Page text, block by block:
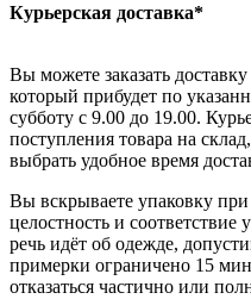
Курьерская доставка*
Вы можете заказать
который прибудет по
субботу с 9.00 до 19.00.
поступления товара на
выбрать удобное время
Вы вскрываете упаковку при
целостность и
речь идёт об одежде,
примерки ограничено 15
отказаться частично или